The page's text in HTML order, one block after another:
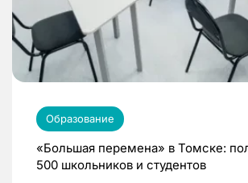
Образование
«Большая перемена» в Томске:
500 школьников и студентов